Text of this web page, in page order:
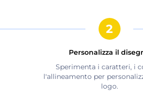
Personalizza il
Sperimenta i caratteri, i
l'allineamento per
logo.